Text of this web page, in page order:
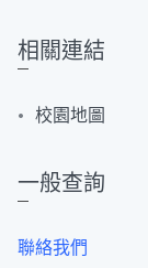
相關連結
校園地圖
一般查詢
聯絡我們